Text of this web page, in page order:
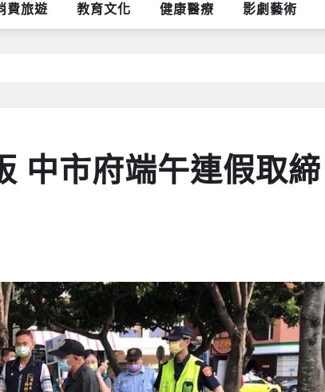
費旅遊 教育文化 健康醫療 影劇藝術
中市府端午連假取締